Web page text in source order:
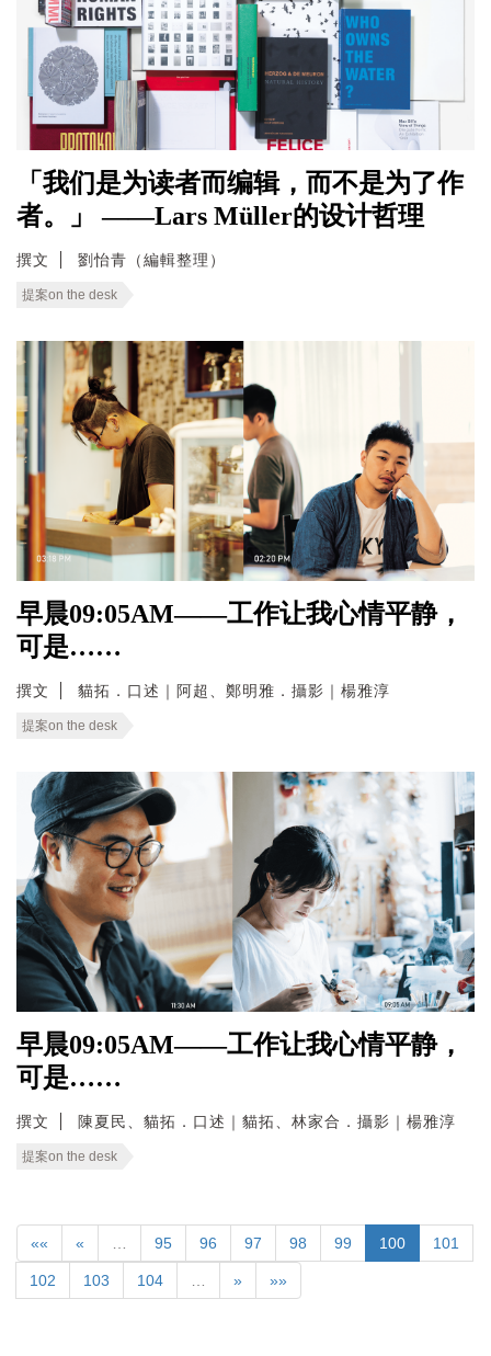
「我们是为读者而编辑，而不是为了作
者。」 ——Lars Müller的设计哲理
撰文 劉怡青（編輯整理）
提案on the desk
早晨09:05AM——工作让我心情平静，
可是……
撰文 貓拓．口述｜阿超、鄭明雅．攝影｜楊雅淳
提案on the desk
早晨09:05AM——工作让我心情平静，
可是……
撰文 陳夏民、貓拓．口述｜貓拓、林家合．攝影｜楊雅淳
提案on the desk
«« « 95 96 97 98 99 100 101
102 103 104 » »»